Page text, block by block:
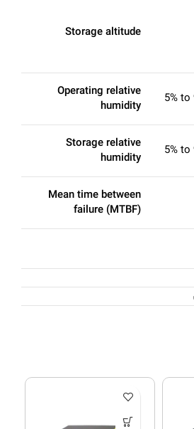
Storage altitude
Operating relative
humidity
5%
Storage relative
humidity
5%
Mean time between
failure (MTBF)